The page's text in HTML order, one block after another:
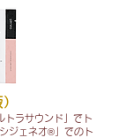
トラサウンド」でト
ジェネオ®」でのト